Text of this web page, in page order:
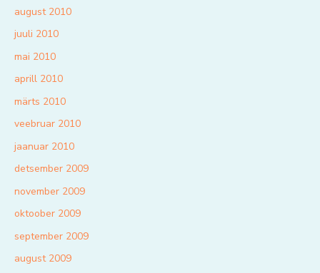
august 2010
juuli 2010
mai 2010
aprill 2010
märts 2010
veebruar 2010
jaanuar 2010
detsember 2009
november 2009
oktoober 2009
september 2009
august 2009